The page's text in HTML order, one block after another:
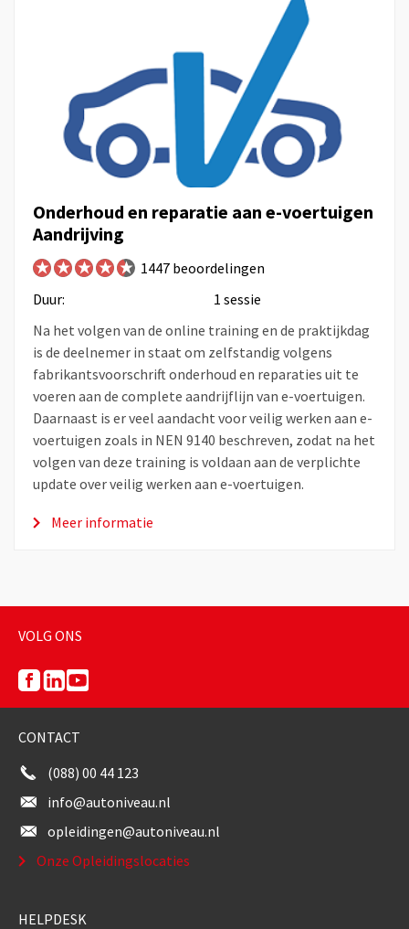
Onderhoud en reparatie aan e-voertuigen
Aandrijving
1447 beoordelingen
Duur:
1 sessie
Na het volgen van de online training en de praktijkdag
is de deelnemer in staat om zelfstandig volgens
fabrikantsvoorschrift onderhoud en reparaties uit te
voeren aan de complete aandrijflijn van e-voertuigen.
Daarnaast is er veel aandacht voor veilig werken aan e-
voertuigen zoals in NEN 9140 beschreven, zodat na het
volgen van deze training is voldaan aan de verplichte
update over veilig werken aan e-voertuigen.
Meer informatie
VOLG ONS
CONTACT
(088) 00 44 123
info@autoniveau.nl
opleidingen@autoniveau.nl
Onze Opleidingslocaties
HELPDESK